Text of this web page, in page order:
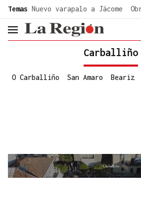
Temas Nuevo varapalo a Jácome
header.menu.open
Carballiño
O Carballiño San Amaro Beariz